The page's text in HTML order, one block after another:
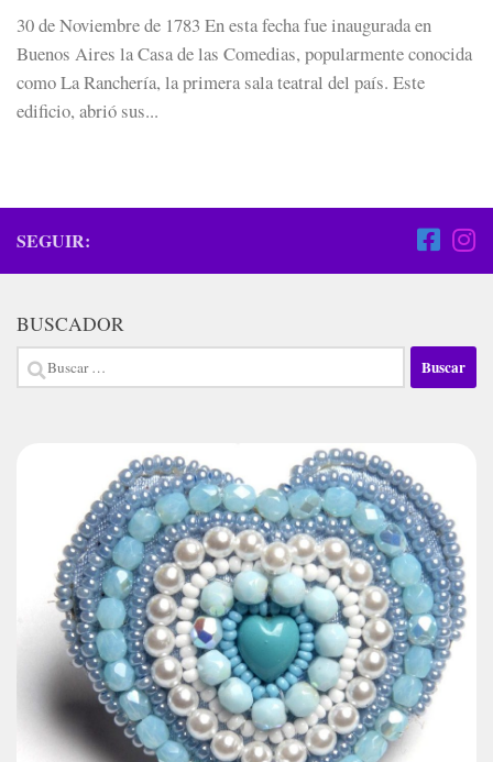
30 de Noviembre de 1783 En esta fecha fue inaugurada en
Buenos Aires la Casa de las Comedias, popularmente conocida
como La Ranchería, la primera sala teatral del país. Este
edificio, abrió sus...
SEGUIR:
BUSCADOR
Buscar: